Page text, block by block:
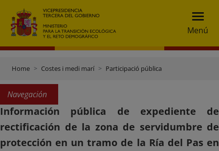
Menú
Home Costes i medi marí Participació pública
Navegación
Información pública de expediente de
rectificación de la zona de servidumbre de
protección en un tramo de la Ría del Pas en